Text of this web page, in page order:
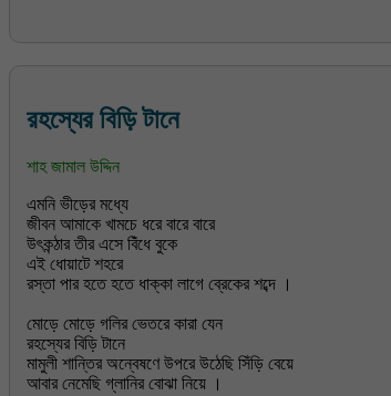
রহস্যের বিড়ি টানে
শাহ জামাল উদ্দিন
এমনি ভীড়ের মধ্যে
জীবন আমাকে খামচে ধরে বারে বারে
উৎকন্ঠার তীর এসে বিঁধে বুকে
এই ধোয়াটে শহরে
রস্তা পার হতে হতে ধাক্কা লাগে ব্রেকের শব্দে ।
মোড়ে মোড়ে গলির ভেতরে কারা যেন
রহস্যের বিড়ি টানে
মামুলী শান্তির অন্বেষণে উপরে উঠেছি সিঁড়ি বেয়ে
আবার নেমেছি গ্লানির বোঝা নিয়ে ।